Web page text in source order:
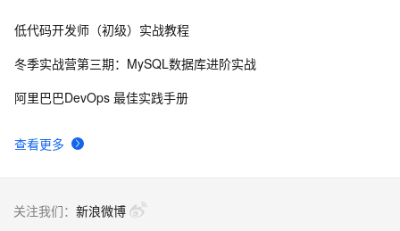
8 磁盘阵列(Disk Array)原理
查看更多
低代码开发师（初级）实战教程
冬季实战营第三期：MySQL数据库进阶实战
阿里巴巴DevOps 最佳实践手册
关注我们： 新浪微博